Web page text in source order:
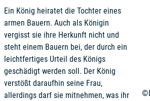
Ein König heiratet die Tochter eines
armen Bauern. Auch als Königin
vergisst sie ihre Herkunft nicht und
steht einem Bauern bei, der durch ein
leichtfertiges Urteil des Königs
geschädigt werden soll. Der König
verstößt daraufhin seine Frau,
allerdings darf sie mitnehmen, was ihr